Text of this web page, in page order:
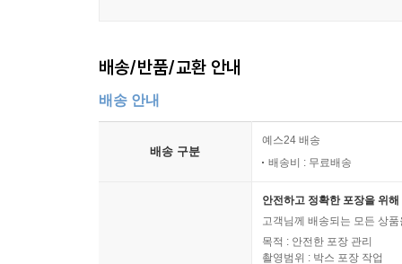
배송/반품/교환 안내
배송 안내
배송 구분
예스24 배송
배송비 : 무료배송
안전하고 정확한 포장을 위
고객님께 배송되는 모든 상
목적 : 안전한 포장 관리
촬영범위 : 박스 포장 작업